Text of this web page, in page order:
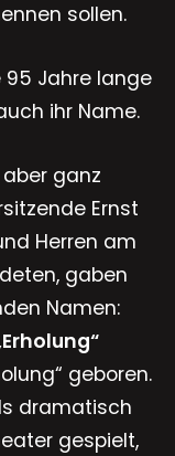
sollen.
95 Jahre lange
ihr Name.
ganz
Ernst
Herren am
gaben
Namen:
geboren.
dramatisch
gespielt,